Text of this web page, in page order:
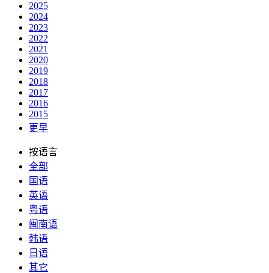
2025
2024
2023
2022
2021
2020
2019
2018
2017
2016
2015
更早
按语言
全部
国语
英语
粤语
闽南语
韩语
日语
其它